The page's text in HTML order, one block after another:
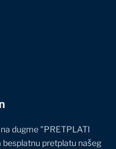
dugme "PRETPLATI
pretplatu našeg